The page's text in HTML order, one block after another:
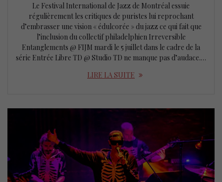
Le Festival International de Jazz de Montréal essuie
régulièrement les critiques de puristes lui reprochant
d’embrasser une vision « édulcorée » du jazz ce qui fait que
l’inclusion du collectif philadelphien Irreversible
Entanglements @ FIJM mardi le 5 juillet dans le cadre de la
série Entrée Libre TD @ Studio TD ne manque pas d’audace.…
LIRE LA SUITE